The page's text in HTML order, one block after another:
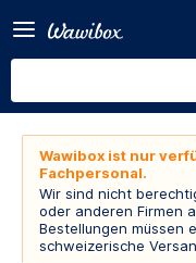
Wawibox ist nur
Fachpersonal.
Wir sind nicht
oder anderen Firmen
Bestellungen müssen
schweizerische